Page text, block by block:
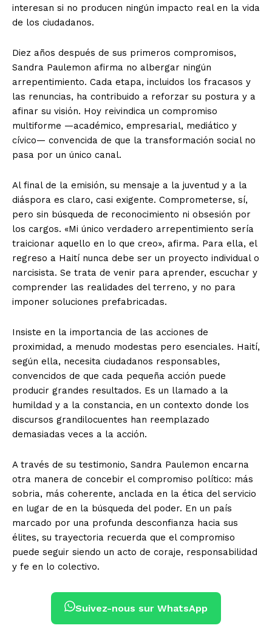
interesan si no producen ningún impacto real en la vida
de los ciudadanos.
Diez años después de sus primeros compromisos,
Sandra Paulemon afirma no albergar ningún
arrepentimiento. Cada etapa, incluidos los fracasos y
las renuncias, ha contribuido a reforzar su postura y a
afinar su visión. Hoy reivindica un compromiso
multiforme —académico, empresarial, mediático y
cívico— convencida de que la transformación social no
pasa por un único canal.
Al final de la emisión, su mensaje a la juventud y a la
diáspora es claro, casi exigente. Comprometerse, sí,
pero sin búsqueda de reconocimiento ni obsesión por
los cargos. «Mi único verdadero arrepentimiento sería
traicionar aquello en lo que creo», afirma. Para ella, el
regreso a Haití nunca debe ser un proyecto individual o
narcisista. Se trata de venir para aprender, escuchar y
comprender las realidades del terreno, y no para
imponer soluciones prefabricadas.
Insiste en la importancia de las acciones de
proximidad, a menudo modestas pero esenciales. Haití,
según ella, necesita ciudadanos responsables,
convencidos de que cada pequeña acción puede
producir grandes resultados. Es un llamado a la
humildad y a la constancia, en un contexto donde los
discursos grandilocuentes han reemplazado
demasiadas veces a la acción.
A través de su testimonio, Sandra Paulemon encarna
otra manera de concebir el compromiso político: más
sobria, más coherente, anclada en la ética del servicio
en lugar de en la búsqueda del poder. En un país
marcado por una profunda desconfianza hacia sus
élites, su trayectoria recuerda que el compromiso
puede seguir siendo un acto de coraje, responsabilidad
y fe en lo colectivo.
Suivez-nous sur WhatsApp